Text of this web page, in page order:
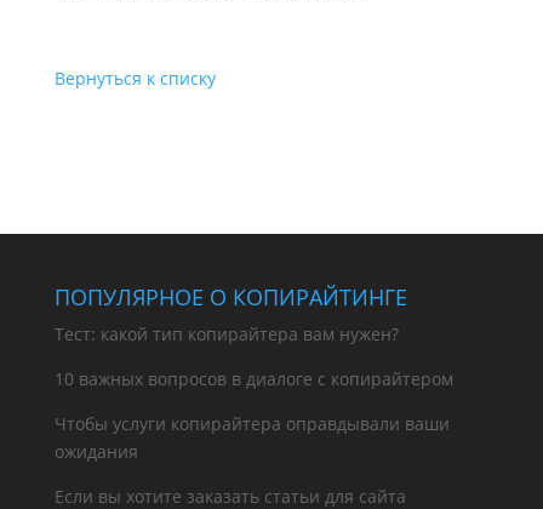
Вернуться к списку
ПОПУЛЯРНОЕ О КОПИРАЙТИНГЕ
Тест: какой тип копирайтера вам нужен?
10 важных вопросов в диалоге с копирайтером
Чтобы услуги копирайтера оправдывали ваши
ожидания
Если вы хотите заказать статьи для сайта